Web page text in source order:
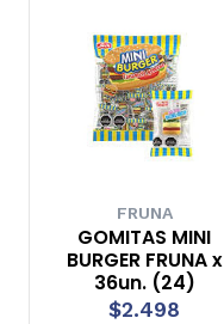
FRUNA
GOMITAS MINI
BURGER FRUNA x
36un. (24)
$2.498